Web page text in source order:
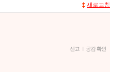
새로고침
신고 | 공감 확인